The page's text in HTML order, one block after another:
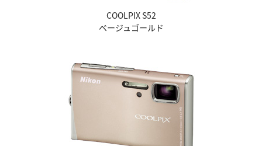
COOLPIX S52
ベージュゴールド